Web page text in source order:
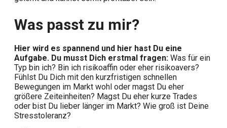
Was passt zu mir?
Hier wird es spannend und hier hast Du eine
Aufgabe. Du musst Dich erstmal fragen: Was für ein
Typ bin ich? Bin ich risikoaffin oder eher risikoavers?
Fühlst Du Dich mit den kurzfristigen schnellen
Bewegungen im Markt wohl oder magst Du eher
größere Zeiteinheiten? Magst Du eher kurze Trades
oder bist Du lieber länger im Markt? Wie groß ist Deine
Stresstoleranz?